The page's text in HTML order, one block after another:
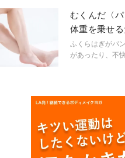
ってしまいます
をご紹介します
むくんだ〈
体重を乗せ
ふくらはぎがパ
があったり、不
チをご紹介しま
でいる方は、ぜ